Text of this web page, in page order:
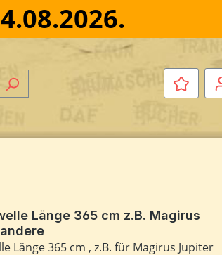
Länge 365 cm z.B. Magirus